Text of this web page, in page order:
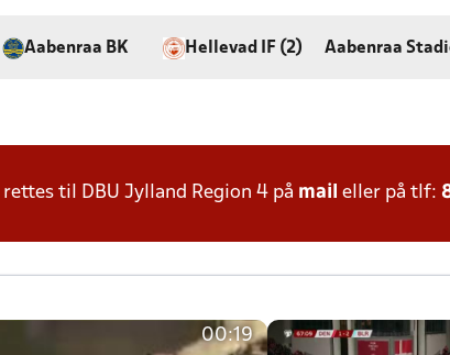
Aabenraa BK Hellevad IF (2) Aabenraa
til DBU Jylland Region 4 på mail eller på tlf:
00:19